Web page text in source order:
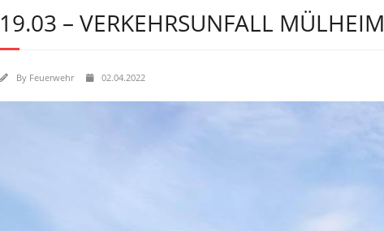
19.03 – VERKEHRSUNFALL MÜLHEIM
By Feuerwehr 02.04.2022